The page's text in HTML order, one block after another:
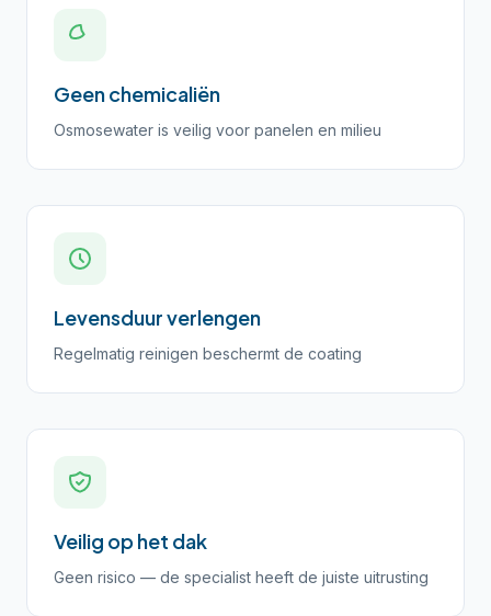
Geen chemicaliën
Osmosewater is veilig voor panelen en milieu
Levensduur verlengen
Regelmatig reinigen beschermt de coating
Veilig op het dak
Geen risico — de specialist heeft de juiste uitrusting